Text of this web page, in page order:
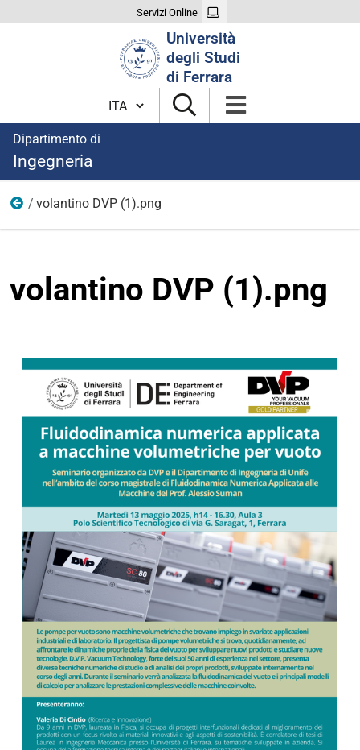
Servizi Online
Università
degli Studi
di Ferrara
Cambia lingua
Dipartimento di
Ingegneria
Immagini notizie
volantino DVP (1).png
volantino DVP (1).png